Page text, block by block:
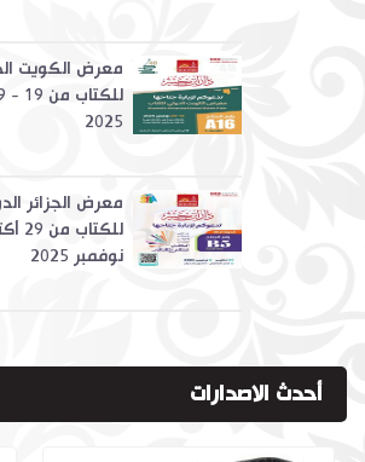
معرض الكويت
2025
معرض الجزائر
نوفمبر 2025
أحدث الاصدارات